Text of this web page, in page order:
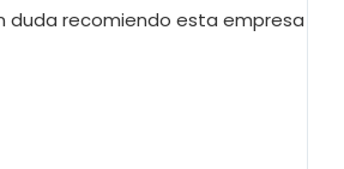
duda recomiendo esta empresa